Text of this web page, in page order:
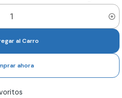
al Carro
ahora